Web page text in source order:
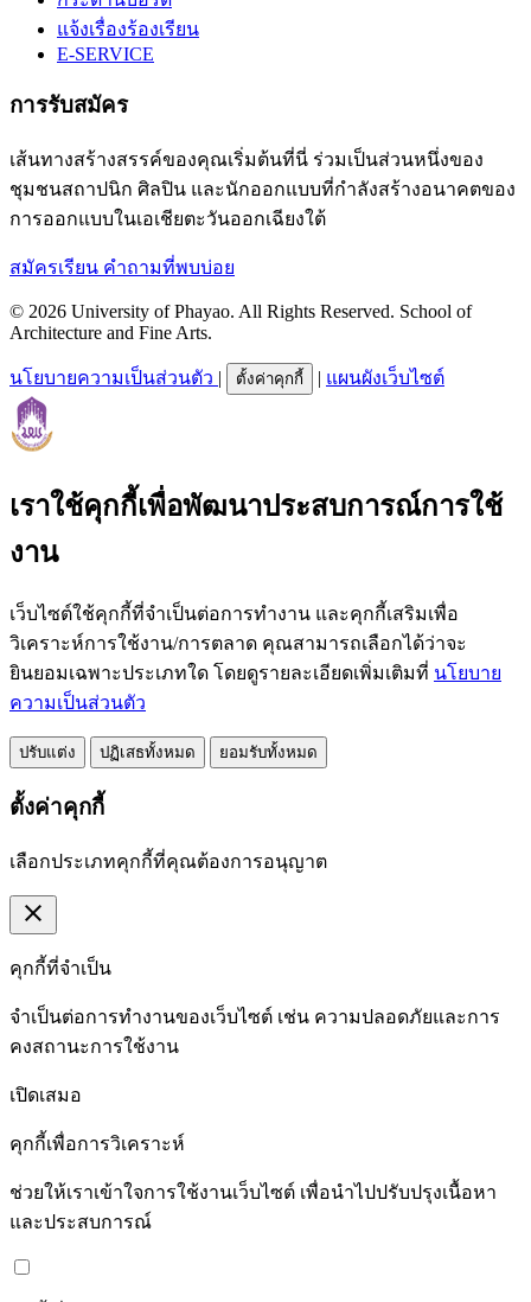
แจ้งเรื่องร้องเรียน
E-SERVICE
การรับสมัคร
เส้นทางสร้างสรรค์ของคุณเริ่มต้นที่นี่ ร่วมเป็นส่วนหนึ่งของ
ชุมชนสถาปนิก ศิลปิน และนักออกแบบที่กำลังสร้างอนาคตของ
การออกแบบในเอเชียตะวันออกเฉียงใต้
สมัครเรียน คำถามที่พบบ่อย
© 2026 University of Phayao. All Rights Reserved. School of
Architecture and Fine Arts.
นโยบายความเป็นส่วนตัว | ตั้งค่าคุกกี้ | แผนผังเว็บไซต์
เราใช้คุกกี้เพื่อพัฒนาประสบการณ์การใช้
งาน
เว็บไซต์ใช้คุกกี้ที่จำเป็นต่อการทำงาน และคุกกี้เสริมเพื่อ
วิเคราะห์การใช้งาน/การตลาด คุณสามารถเลือกได้ว่าจะ
ยินยอมเฉพาะประเภทใด โดยดูรายละเอียดเพิ่มเติมที่ นโยบาย
ความเป็นส่วนตัว
ปรับแต่ง ปฏิเสธทั้งหมด ยอมรับทั้งหมด
ตั้งค่าคุกกี้
เลือกประเภทคุกกี้ที่คุณต้องการอนุญาต
close
คุกกี้ที่จำเป็น
จำเป็นต่อการทำงานของเว็บไซต์ เช่น ความปลอดภัยและการ
คงสถานะการใช้งาน
เปิดเสมอ
คุกกี้เพื่อการวิเคราะห์
ช่วยให้เราเข้าใจการใช้งานเว็บไซต์ เพื่อนำไปปรับปรุงเนื้อหา
และประสบการณ์